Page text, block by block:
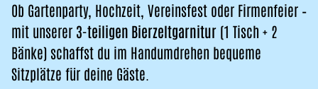
Ob Gartenparty, Hochzeit, Vereinsfest oder Firmenfeier –
mit unserer 3-teiligen Bierzeltgarnitur (1 Tisch + 2
Bänke) schaffst du im Handumdrehen bequeme
Sitzplätze für deine Gäste.